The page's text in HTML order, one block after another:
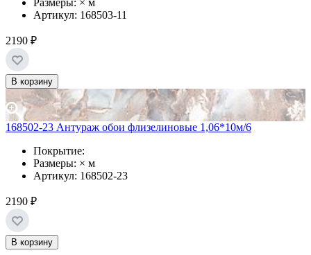
Размеры: × м
Артикул: 168503-11
2190 ₽
В корзину
168502-23 Антураж обои флизелиновые 1,06*10м/6
Покрытие:
Размеры: × м
Артикул: 168502-23
2190 ₽
В корзину